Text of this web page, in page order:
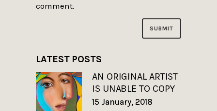
comment.
LATEST POSTS
AN ORIGINAL ARTIST
IS UNABLE TO COPY
15 January, 2018